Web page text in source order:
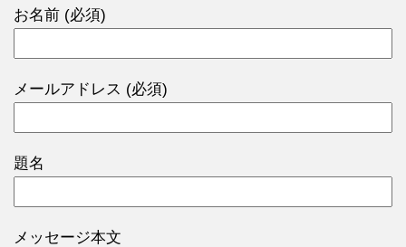
お名前 (必須)
メールアドレス (必須)
題名
メッセージ本文